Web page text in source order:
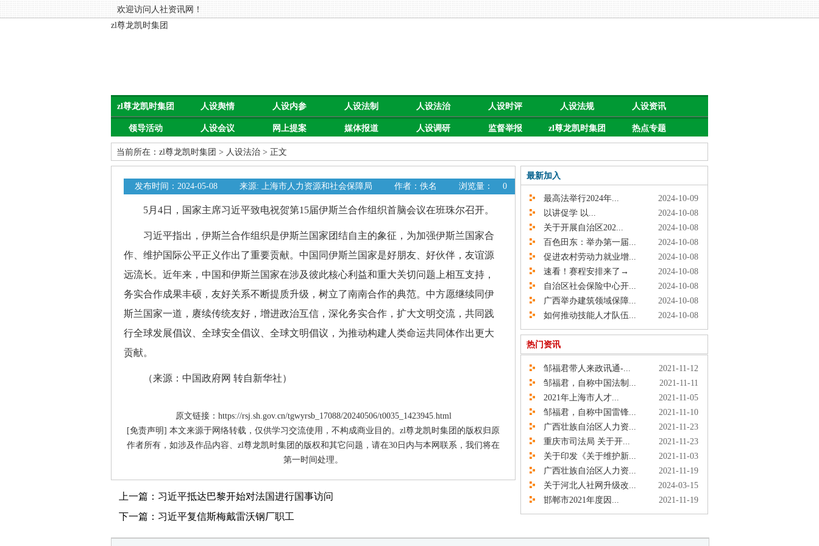
欢迎访问人社资讯网！
zl尊龙凯时集团
zl尊龙凯时集团 人设舆情 人设内参 人设法制 人设法治 人设时评 人设法规 人设资讯
领导活动 人设会议 网上提案 媒体报道 人设调研 监督举报 zl尊龙凯时集团 热点专题
当前所在： zl尊龙凯时集团 > 人设法治 > 正文
发布时间：2024-05-08 来源: 上海市人力资源和社会保障局 作者：佚名 浏览量： 0
5月4日，国家主席习近平致电祝贺第15届伊斯兰合作组织首脑会议在班珠尔召开。
习近平指出，伊斯兰合作组织是伊斯兰国家团结自主的象征，为加强伊斯兰国家合
作、维护国际公平正义作出了重要贡献。中国同伊斯兰国家是好朋友、好伙伴，友谊源
远流长。近年来，中国和伊斯兰国家在涉及彼此核心利益和重大关切问题上相互支持，
务实合作成果丰硕，友好关系不断提质升级，树立了南南合作的典范。中方愿继续同伊
斯兰国家一道，赓续传统友好，增进政治互信，深化务实合作，扩大文明交流，共同践
行全球发展倡议、全球安全倡议、全球文明倡议，为推动构建人类命运共同体作出更大
贡献。
（来源：中国政府网 转自新华社）
原文链接：https://rsj.sh.gov.cn/tgwyrsb_17088/20240506/t0035_1423945.html
[免责声明] 本文来源于网络转载，仅供学习交流使用，不构成商业目的。zl尊龙凯时集团的版权归原
作者所有，如涉及作品内容、zl尊龙凯时集团的版权和其它问题，请在30日内与本网联系，我们将在
第一时间处理。
上一篇：习近平抵达巴黎开始对法国进行国事访问
下一篇：习近平复信斯梅戴雷沃钢厂职工
最新加入
最高法举行2024年...
2024-10-09
以讲促学 以...
2024-10-08
关于开展自治区202...
2024-10-08
百色田东：举办第一届...
2024-10-08
促进农村劳动力就业增...
2024-10-08
速看！赛程安排来了→
2024-10-08
自治区社会保险中心开...
2024-10-08
广西举办建筑领域保障...
2024-10-08
如何推动技能人才队伍...
2024-10-08
热门资讯
邹福君带人来政讯通-...
2021-11-12
邹福君，自称中国法制...
2021-11-11
2021年上海市人才...
2021-11-05
邹福君，自称中国雷锋...
2021-11-10
广西壮族自治区人力资...
2021-11-23
重庆市司法局 关于开...
2021-11-23
关于印发《关于维护新...
2021-11-03
广西壮族自治区人力资...
2021-11-19
关于河北人社网升级改...
2024-03-15
邯郸市2021年度因...
2021-11-19